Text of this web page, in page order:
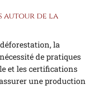
autour de la
la
de pratiques
et les certifications
une production